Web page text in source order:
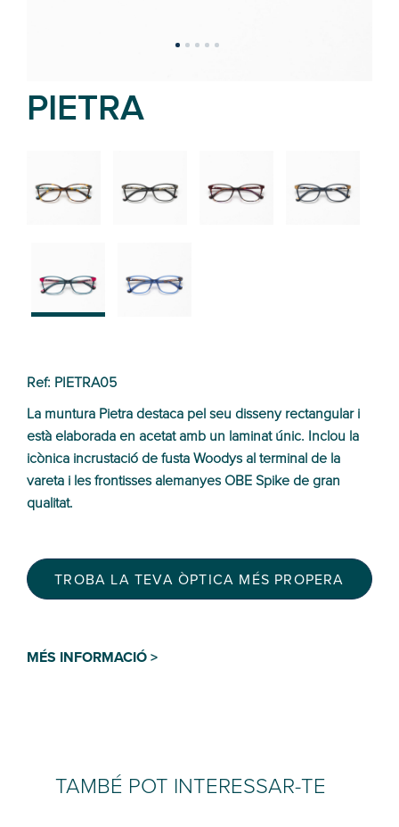
PIETRA
Ref: PIETRA05
La muntura Pietra destaca pel seu disseny rectangular i
està elaborada en acetat amb un laminat únic. Inclou la
icònica incrustació de fusta Woodys al terminal de la
vareta i les frontisses alemanyes OBE Spike de gran
qualitat.
TROBA LA TEVA ÒPTICA MÉS PROPERA
MÉS INFORMACIÓ >
TAMBÉ POT INTERESSAR-TE